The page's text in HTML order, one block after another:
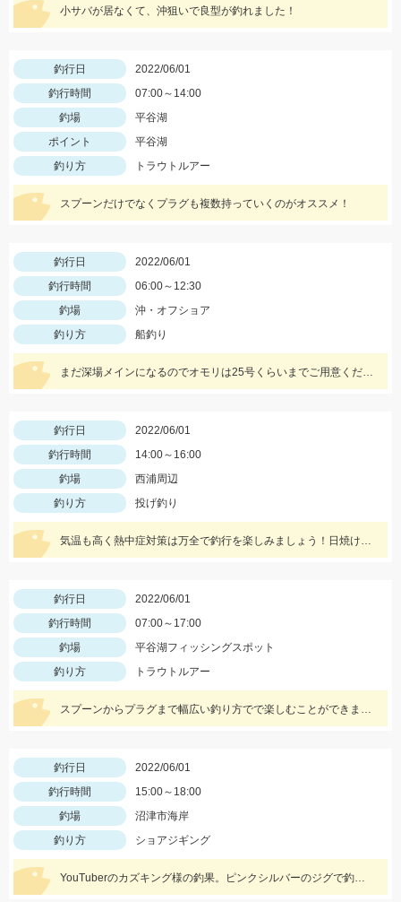
小サバが居なくて、沖狙いで良型が釣れました！
釣行日
2022/06/01
釣行時間
07:00～14:00
釣場
平谷湖
ポイント
平谷湖
釣り方
トラウトルアー
スプーンだけでなくプラグも複数持っていくのがオススメ！
釣行日
2022/06/01
釣行時間
06:00～12:30
釣場
沖・オフショア
釣り方
船釣り
まだ深場メインになるのでオモリは25号くらいまでご用意ください。仕掛けは8号針でOK
釣行日
2022/06/01
釣行時間
14:00～16:00
釣場
西浦周辺
釣り方
投げ釣り
気温も高く熱中症対策は万全で釣行を楽しみましょう！日焼け止めも必須アイテムですよ！
釣行日
2022/06/01
釣行時間
07:00～17:00
釣場
平谷湖フィッシングスポット
釣り方
トラウトルアー
スプーンからプラグまで幅広い釣り方でで楽しむことができました！ ファミリーでも楽しめる管理釣り場にぜひ！
釣行日
2022/06/01
釣行時間
15:00～18:00
釣場
沼津市海岸
釣り方
ショアジギング
YouTuberのカズキング様の釣果。ピンクシルバーのジグで釣れました。